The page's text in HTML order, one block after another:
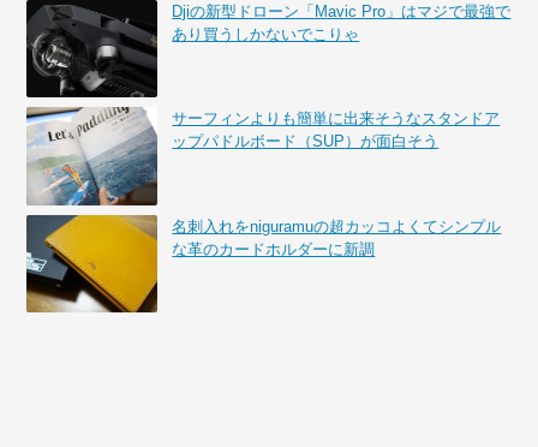
Djiの新型ドローン「Mavic Pro」はマジで最強で
あり買うしかないでこりゃ
サーフィンよりも簡単に出来そうなスタンドア
ップパドルボード（SUP）が面白そう
名刺入れをniguramuの超カッコよくてシンプル
な革のカードホルダーに新調